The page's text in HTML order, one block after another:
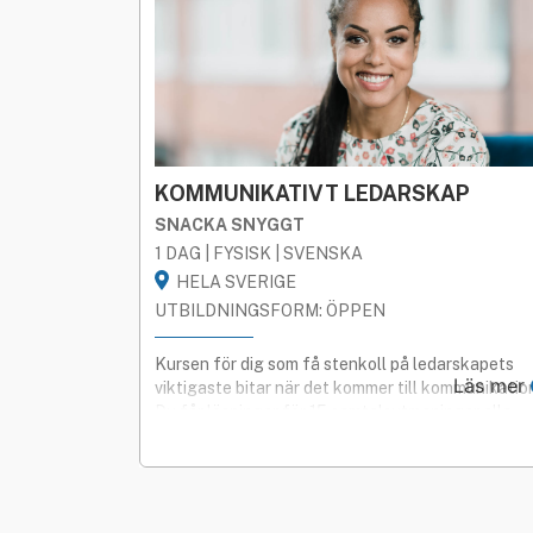
KOMMUNIKATIVT LEDARSKAP
SNACKA SNYGGT
1 DAG | FYSISK | SVENSKA
HELA SVERIGE
UTBILDNINGSFORM: ÖPPEN
Kursen för dig som få stenkoll på ledarskapets
viktigaste bitar när det kommer till
Läs mer